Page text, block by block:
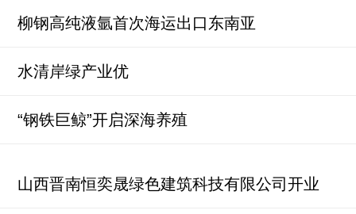
柳钢高纯液氩首次海运出口东南亚
水清岸绿产业优
“钢铁巨鲸”开启深海养殖
山西晋南恒奕晟绿色建筑科技有限公司开业